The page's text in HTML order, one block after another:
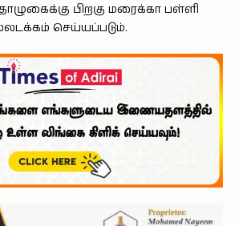
பிறகு மரைக்கா பள்ளி
செய்யப்படும்.